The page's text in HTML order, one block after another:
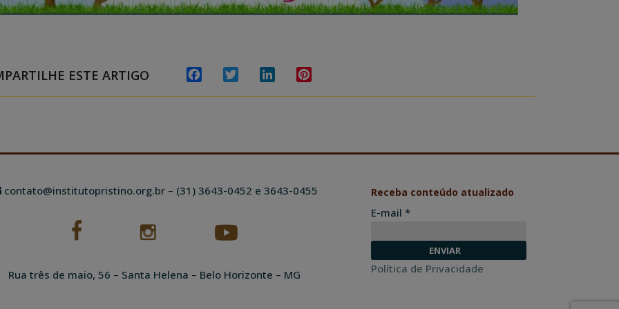
ESTE ARTIGO FacebookTwitter LinkedIn
contato@institutopristino.org.br – (31) 3643-0452 e 3643-0455
Rua três de maio, 56 – Santa Helena – Belo Horizonte – MG
Receba conteúdo atualizado
E-mail *
Política de Privacidade